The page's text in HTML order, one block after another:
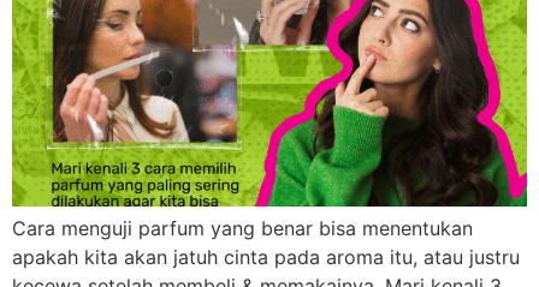
Cara menguji parfum yang benar bisa menentukan
apakah kita akan jatuh cinta pada aroma itu, atau justru